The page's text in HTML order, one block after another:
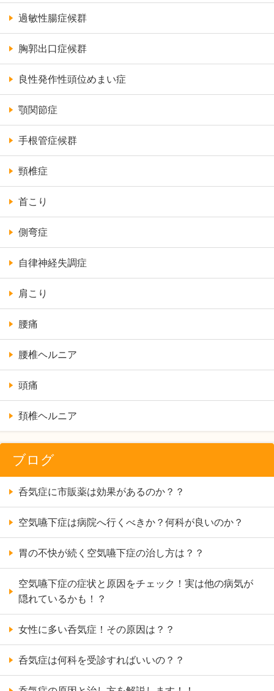
過敏性腸症候群
胸郭出口症候群
良性発作性頭位めまい症
顎関節症
手根管症候群
頸椎症
首こり
側弯症
自律神経失調症
肩こり
腰痛
腰椎ヘルニア
頭痛
頚椎ヘルニア
ブログ
呑気症に市販薬は効果があるのか？？
空気嚥下症は病院へ行くべきか？何科が良いのか？
胃の不快が続く空気嚥下症の治し方は？？
空気嚥下症の症状と原因をチェック！実は他の病気が
隠れているかも！？
女性に多い呑気症！その原因は？？
呑気症は何科を受診すればいいの？？